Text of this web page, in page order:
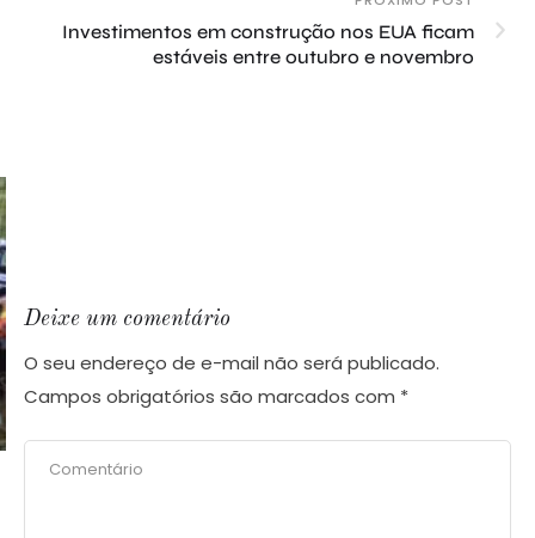
Investimentos em construção nos EUA ficam
estáveis entre outubro e novembro
Deixe um comentário
O seu endereço de e-mail não será publicado.
Campos obrigatórios são marcados com *